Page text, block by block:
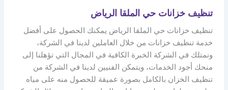
تنظيف خزانات حي الملقا الرياض
تنظيف خزانات حي الملقا الرياض يمكنك الحصول على أفضل
خدمة تنظيف خزانات من خلال العاملين لدينا في الشركة،
ونمتلك في الشركة الخبرة الكافية في المجال التي تؤهلنا إلى
منحك أجود الخدمات، ويتمكن الفنيين لدينا في الشركة من
تنظيف الخزان بالكامل بصورة عميقة للحصول منه على مياه